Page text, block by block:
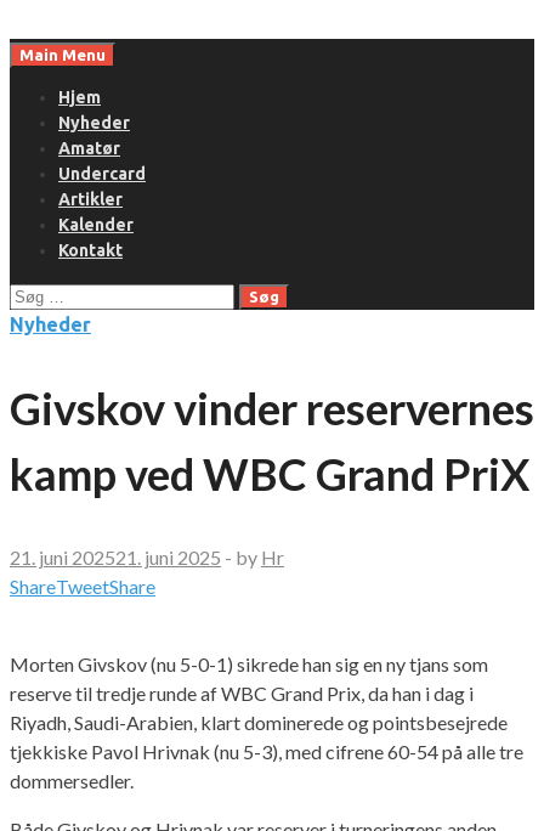
toMain Menu
Hjem
Nyheder
Amatør
Undercard
Artikler
Kalender
Kontakt
Søg
efter:
Nyheder
Givskov vinder reservernes
kamp ved WBC Grand PriX
21. juni 202521. juni 2025 - by Hr
ShareTweetShare
Morten Givskov (nu 5-0-1) sikrede han sig en ny tjans som
reserve til tredje runde af WBC Grand Prix, da han i dag i
Riyadh, Saudi-Arabien, klart dominerede og pointsbesejrede
tjekkiske Pavol Hrivnak (nu 5-3), med cifrene 60-54 på alle tre
dommersedler.